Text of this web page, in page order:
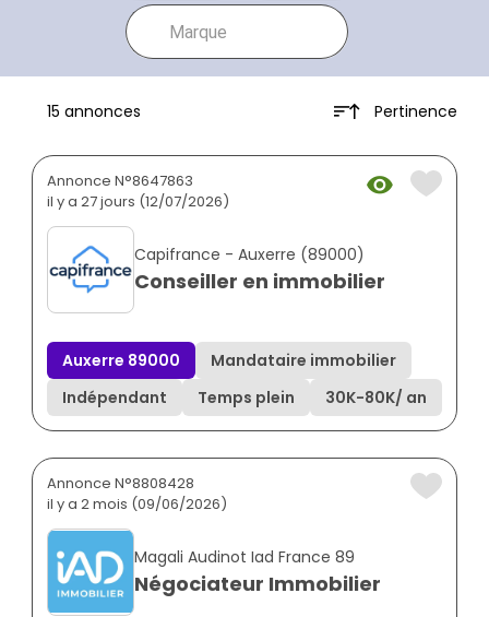
15 annonces Pertinence
Annonce N°8647863
il y a 27 jours (12/07/2026)
Capifrance - Auxerre (89000)
Conseiller en immobilier
Auxerre 89000
Mandataire immobilier
Indépendant
Temps plein 30K-80K/ an
Annonce N°8808428
il y a 2 mois (09/06/2026)
Magali Audinot Iad France 89
Négociateur Immobilier